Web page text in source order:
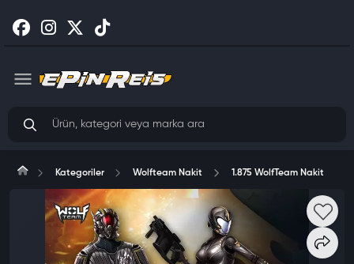
Kategoriler Wolfteam Nakit 1.875 WolfTeam Nakit